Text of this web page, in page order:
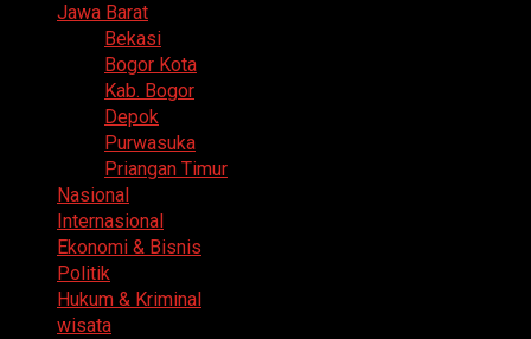
Jawa Barat
Bekasi
Bogor Kota
Kab. Bogor
Depok
Purwasuka
Priangan Timur
Nasional
Internasional
Ekonomi & Bisnis
Politik
Hukum & Kriminal
wisata